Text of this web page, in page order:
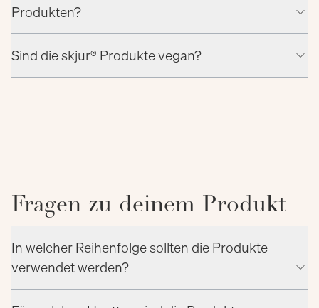
Produkten?
Sind die skjur® Produkte vegan?
Fragen zu deinem Produkt
In welcher Reihenfolge sollten die Produkte
verwendet werden?